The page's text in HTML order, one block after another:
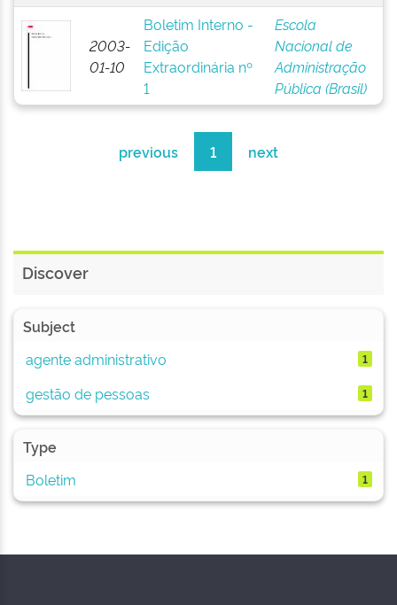
2003-
01-10
Boletim Interno -
Edição
Extraordinária nº
1
Escola
Nacional de
Administração
Pública (Brasil)
previous 1 next
Discover
Subject
agente administrativo
1
gestão de pessoas 1
Type
Boletim
1